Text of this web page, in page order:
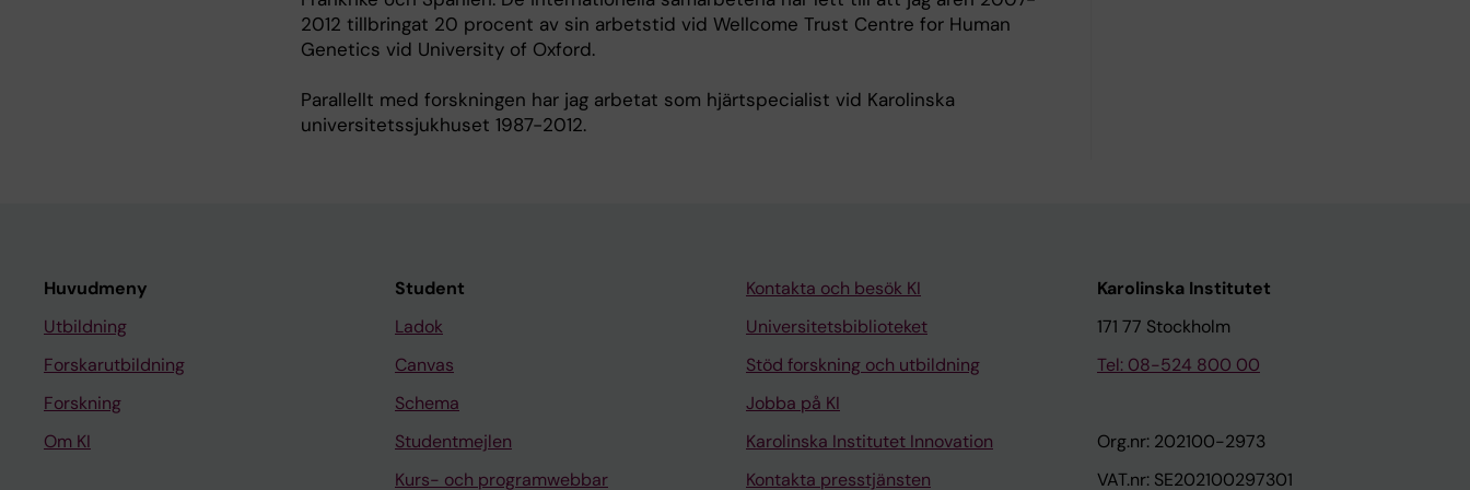
2012 tillbringat 20 procent av sin arbetstid vid Wellcome Trust Centre for Human
Genetics vid University of Oxford.
Parallellt med forskningen har jag arbetat som hjärtspecialist vid Karolinska
universitetssjukhuset 1987-2012.
Huvudmeny
Utbildning
Forskarutbildning
Forskning
Om KI
Student
Ladok
Canvas
Schema
Studentmejlen
Kurs- och programwebbar
Kontakta och besök KI
Universitetsbiblioteket
Stöd forskning och utbildning
Jobba på KI
Karolinska Institutet Innovation
Kontakta presstjänsten
Karolinska Institutet
171 77 Stockholm
Tel: 08-524 800 00
Org.nr: 202100-2973
VAT.nr: SE202100297301